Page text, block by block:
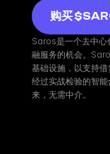
购买
Saros是一个去中心
融服务的机会。
基础设施，以支持
经过实战检验的智
来，无需中介。